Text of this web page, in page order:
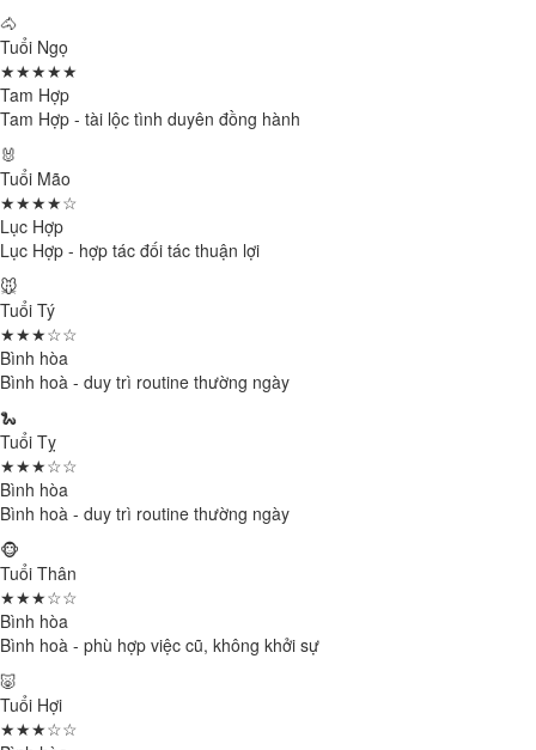
🐴
Tuổi Ngọ
★★★★★
Tam Hợp
Tam Hợp - tài lộc tình duyên đồng hành
🐰
Tuổi Mão
★★★★☆
Lục Hợp
Lục Hợp - hợp tác đối tác thuận lợi
🐭
Tuổi Tý
★★★☆☆
Bình hòa
Bình hoà - duy trì routine thường ngày
🐍
Tuổi Tỵ
★★★☆☆
Bình hòa
Bình hoà - duy trì routine thường ngày
🐵
Tuổi Thân
★★★☆☆
Bình hòa
Bình hoà - phù hợp việc cũ, không khởi sự
🐷
Tuổi Hợi
★★★☆☆